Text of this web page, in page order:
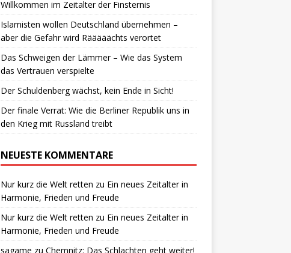
Willkommen im Zeitalter der Finsternis
Islamisten wollen Deutschland übernehmen –
aber die Gefahr wird Rääääächts verortet
Das Schweigen der Lämmer – Wie das System
das Vertrauen verspielte
Der Schuldenberg wächst, kein Ende in Sicht!
Der finale Verrat: Wie die Berliner Republik uns in
den Krieg mit Russland treibt
NEUESTE KOMMENTARE
Nur kurz die Welt retten zu Ein neues Zeitalter in
Harmonie, Frieden und Freude
Nur kurz die Welt retten zu Ein neues Zeitalter in
Harmonie, Frieden und Freude
sagame zu Chemnitz: Das Schlachten geht weiter!